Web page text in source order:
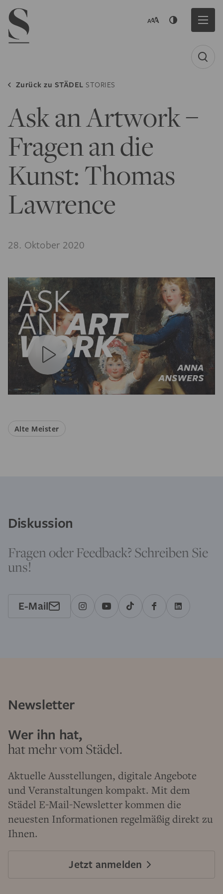
Navigation menu
Zurück zu STÄDEL STORIES
Ask an Artwork –
Fragen an die
Kunst: Thomas
Lawrence
28. Oktober 2020
Alte Meister
Diskussion
Fragen oder Feedback? Schreiben Sie
uns!
E-Mail
Newsletter
Wer ihn hat,
hat mehr vom Städel.
Aktuelle Ausstellungen, digitale Angebote
und Veranstaltungen kompakt. Mit dem
Städel E-Mail-Newsletter kommen die
neuesten Informationen regelmäßig direkt zu
Ihnen.
Jetzt anmelden